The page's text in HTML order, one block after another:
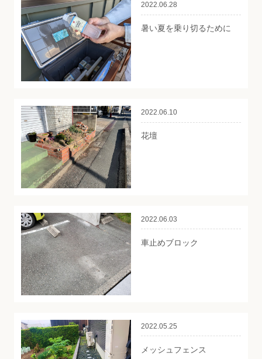
2022.06.28
暑い夏を乗り切るために
2022.06.10
花壇
2022.06.03
車止めブロック
2022.05.25
メッシュフェンス